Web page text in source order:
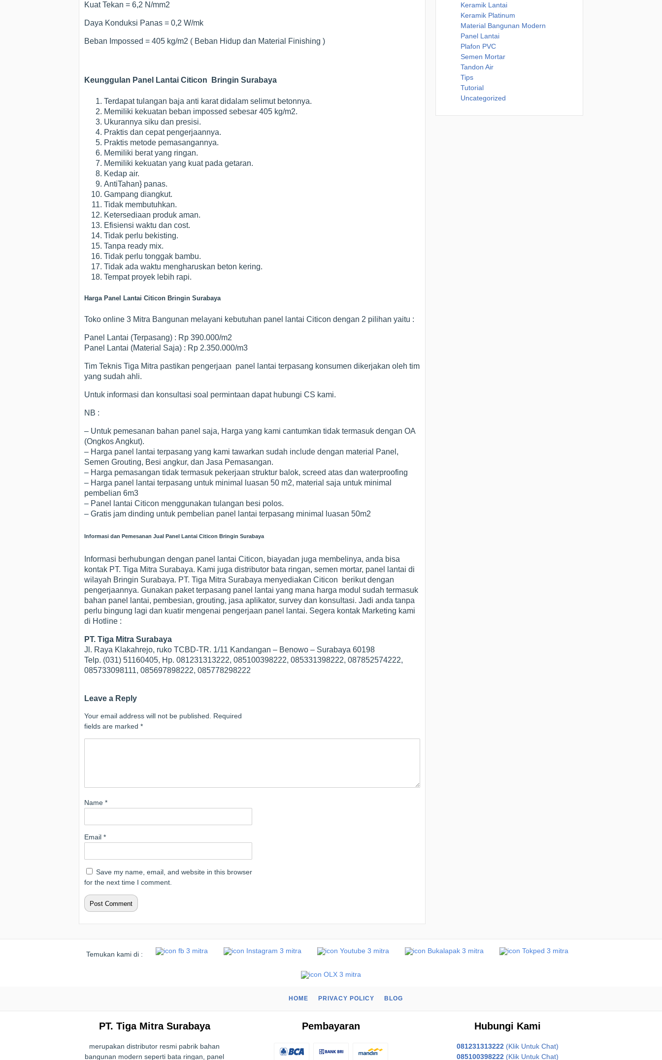
Kuat Tekan = 6,2 N/mm2
Daya Konduksi Panas = 0,2 W/mk
Beban Impossed = 405 kg/m2 ( Beban Hidup dan Material Finishing )
Keunggulan Panel Lantai Citicon Bringin Surabaya
Terdapat tulangan baja anti karat didalam selimut betonnya.
Memiliki kekuatan beban impossed sebesar 405 kg/m2.
Ukurannya siku dan presisi.
Praktis dan cepat pengerjaannya.
Praktis metode pemasangannya.
Memiliki berat yang ringan.
Memiliki kekuatan yang kuat pada getaran.
Kedap air.
AntiTahan} panas.
Gampang diangkut.
Tidak membutuhkan.
Ketersediaan produk aman.
Efisiensi waktu dan cost.
Tidak perlu bekisting.
Tanpa ready mix.
Tidak perlu tonggak bambu.
Tidak ada waktu mengharuskan beton kering.
Tempat proyek lebih rapi.
Harga Panel Lantai Citicon Bringin Surabaya
Toko online 3 Mitra Bangunan melayani kebutuhan panel lantai Citicon dengan 2 pilihan yaitu :
Panel Lantai (Terpasang) : Rp 390.000/m2
Panel Lantai (Material Saja) : Rp 2.350.000/m3
Tim Teknis Tiga Mitra pastikan pengerjaan panel lantai terpasang konsumen dikerjakan oleh tim
yang sudah ahli.
Untuk informasi dan konsultasi soal permintaan dapat hubungi CS kami.
NB :
– Untuk pemesanan bahan panel saja, Harga yang kami cantumkan tidak termasuk dengan OA
(Ongkos Angkut).
– Harga panel lantai terpasang yang kami tawarkan sudah include dengan material Panel,
Semen Grouting, Besi angkur, dan Jasa Pemasangan.
– Harga pemasangan tidak termasuk pekerjaan struktur balok, screed atas dan waterproofing
– Harga panel lantai terpasang untuk minimal luasan 50 m2, material saja untuk minimal
pembelian 6m3
– Panel lantai Citicon menggunakan tulangan besi polos.
– Gratis jam dinding untuk pembelian panel lantai terpasang minimal luasan 50m2
Informasi dan Pemesanan Jual Panel Lantai Citicon Bringin Surabaya
Informasi berhubungan dengan panel lantai Citicon, biayadan juga membelinya, anda bisa
kontak PT. Tiga Mitra Surabaya. Kami juga distributor bata ringan, semen mortar, panel lantai di
wilayah Bringin Surabaya. PT. Tiga Mitra Surabaya menyediakan Citicon berikut dengan
pengerjaannya. Gunakan paket terpasang panel lantai yang mana harga modul sudah termasuk
bahan panel lantai, pembesian, grouting, jasa aplikator, survey dan konsultasi. Jadi anda tanpa
perlu bingung lagi dan kuatir mengenai pengerjaan panel lantai. Segera kontak Marketing kami
di Hotline :
PT. Tiga Mitra Surabaya
Jl. Raya Klakahrejo, ruko TCBD-TR. 1/11 Kandangan – Benowo – Surabaya 60198
Telp. (031) 51160405, Hp. 081231313222, 085100398222, 085331398222, 087852574222,
085733098111, 085697898222, 085778298222
Leave a Reply
Your email address will not be published.
Required
fields are marked *
Name *
Email *
Save my name, email, and website in this browser
for the next time I comment.
Keramik Lantai
Keramik Platinum
Material Bangunan Modern
Panel Lantai
Plafon PVC
Semen Mortar
Tandon Air
Tips
Tutorial
Uncategorized
Temukan kami di :
HOME PRIVACY POLICY BLOG
PT. Tiga Mitra Surabaya
merupakan distributor resmi pabrik bahan
bangunan modern seperti bata ringan, panel
Pembayaran Hubungi Kami
081231313222 (Klik Untuk Chat)
085100398222 (Klik Untuk Chat)